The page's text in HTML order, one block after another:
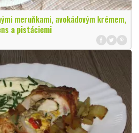
meruňkami, avokádovým krémem,
a pistáciemi